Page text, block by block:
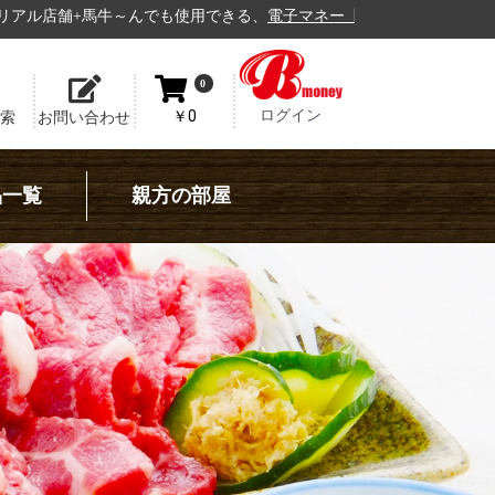
使用できる、電子マネー【Bmoney】 の運用開始！！
お問い合わせ
0
￥0 ログイン
覧 親方の部屋